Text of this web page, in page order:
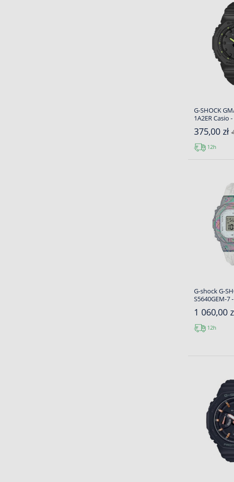
G-SHOCK
1A2ER Casio
375,00 zł
12h
G-shock G-
S5640GEM-7
1 060,00
12h